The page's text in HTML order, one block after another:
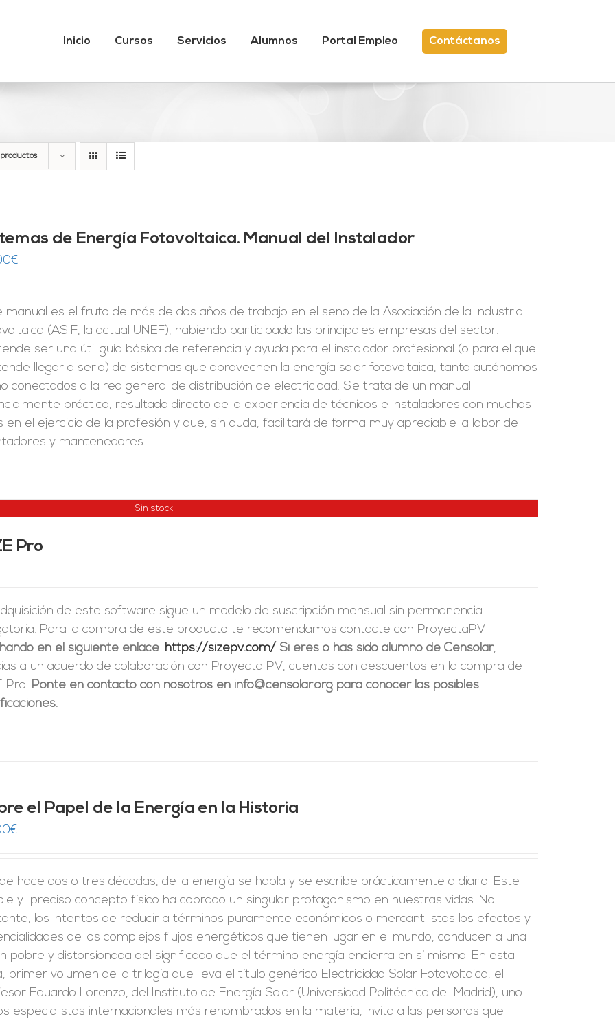
Inicio Cursos Servicios Alumnos Portal Empleo Contáctanos
de Energía Fotovoltaica. Manual del Instalador
€
manual es el fruto de más de dos años de trabajo en el seno de la Asociación de la Industria
(ASIF, la actual UNEF), habiendo participado las principales empresas del sector.
ser una útil guía básica de referencia y ayuda para el instalador profesional (o para el que
llegar a serlo) de sistemas que aprovechen la energía solar fotovoltaica, tanto autónomos
conectados a la red general de distribución de electricidad. Se trata de un manual
práctico, resultado directo de la experiencia de técnicos e instaladores con muchos
en el ejercicio de la profesión y que, sin duda, facilitará de forma muy apreciable la labor de
y mantenedores.
Sin stock
Pro
de este software sigue un modelo de suscripción mensual sin permanencia
Para la compra de este producto te recomendamos contacte con ProyectaPV
en el siguiente enlace: https://sizepv.com/ Si eres o has sido alumno de Censolar,
a un acuerdo de colaboración con Proyecta PV, cuentas con descuentos en la compra de
Pro. Ponte en contacto con nosotros en info@censolar.org para conocer las posibles
el Papel de la Energía en la Historia
€
hace dos o tres décadas, de la energía se habla y se escribe prácticamente a diario. Este
y preciso concepto físico ha cobrado un singular protagonismo en nuestras vidas. No
los intentos de reducir a términos puramente económicos o mercantilistas los efectos y
de los complejos flujos energéticos que tienen lugar en el mundo, conducen a una
pobre y distorsionada del significado que el término energía encierra en sí mismo. En esta
primer volumen de la trilogía que lleva el título genérico Electricidad Solar Fotovoltaica, el
Eduardo Lorenzo, del Instituto de Energía Solar (Universidad Politécnica de Madrid), uno
especialistas internacionales más renombrados en la materia, invita a las personas que